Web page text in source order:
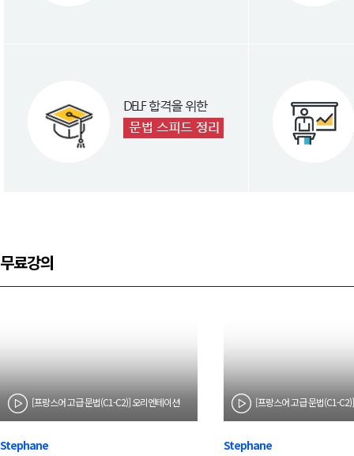
무료강의
[프랑스어 고급 문법(C1-C2)] 오리엔테이션
Stephane
Stephane